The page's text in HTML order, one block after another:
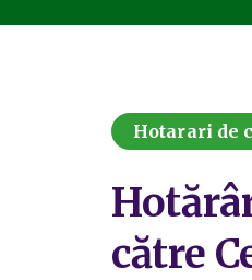
Hotarari de
către